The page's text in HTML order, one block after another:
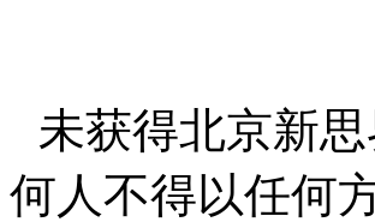
未获得北京新
何人不得以任何